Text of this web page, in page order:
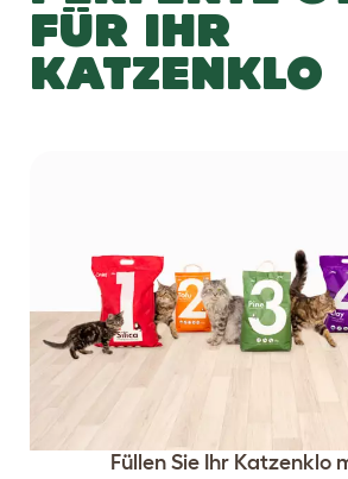
FÜR IHR
KATZENKLO
Füllen Sie Ihr Katzenklo